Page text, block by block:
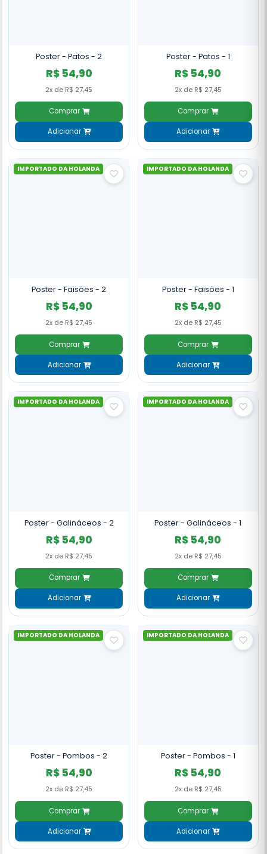
Poster - Patos - 2
R$ 54,90
2x de R$ 27,45
Comprar
Adicionar
Poster - Patos - 1
R$ 54,90
2x de R$ 27,45
Comprar
Adicionar
IMPORTADO DA HOLANDA
Poster - Faisões - 2
R$ 54,90
2x de R$ 27,45
Comprar
Adicionar
IMPORTADO DA HOLANDA
Poster - Faisões - 1
R$ 54,90
2x de R$ 27,45
Comprar
Adicionar
IMPORTADO DA HOLANDA
Poster - Galináceos - 2
R$ 54,90
2x de R$ 27,45
Comprar
Adicionar
IMPORTADO DA HOLANDA
Poster - Galináceos - 1
R$ 54,90
2x de R$ 27,45
Comprar
Adicionar
IMPORTADO DA HOLANDA
Poster - Pombos - 2
R$ 54,90
2x de R$ 27,45
Comprar
Adicionar
IMPORTADO DA HOLANDA
Poster - Pombos - 1
R$ 54,90
2x de R$ 27,45
Comprar
Adicionar